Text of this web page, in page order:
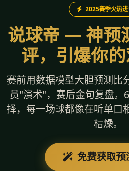
2025赛季火热
说球帝 — 神预
评，引爆你
赛前用数据模型大胆预测比
员"演术"，赛后金句复盘。
择，每一场球都像在听单口
枯燥。
免费获取预